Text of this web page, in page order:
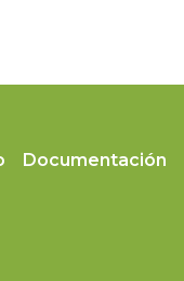
Documentación